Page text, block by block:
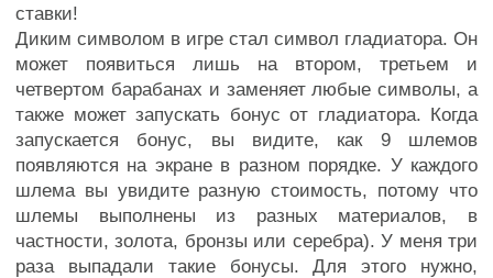
ставки!
Диким символом в игре стал символ гладиатора. Он
может появиться лишь на втором, третьем и
четвертом барабанах и заменяет любые символы, а
также может запускать бонус от гладиатора. Когда
запускается бонус, вы видите, как 9 шлемов
появляются на экране в разном порядке. У каждого
шлема вы увидите разную стоимость, потому что
шлемы выполнены из разных материалов, в
частности, золота, бронзы или серебра). У меня три
раза выпадали такие бонусы. Для этого нужно,